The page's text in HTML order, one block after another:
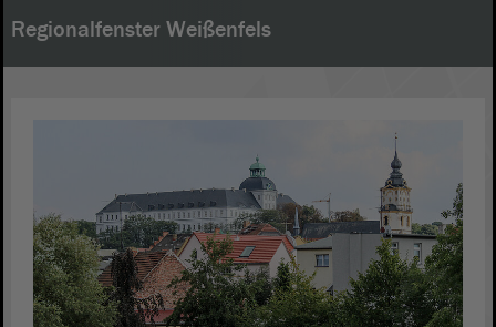
Regionalfenster Weißenfels